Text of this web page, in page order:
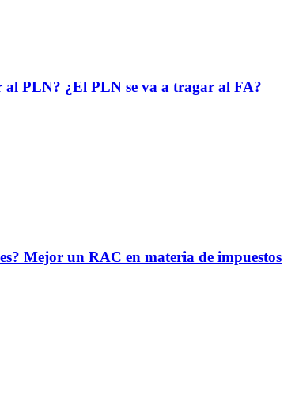
al PLN? ¿El PLN se va a tragar al FA?
Mejor un RAC en materia de impuestos